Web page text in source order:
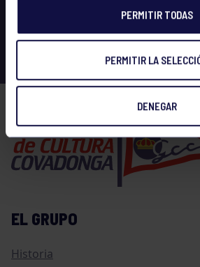
PERMITIR TODAS
PERMITIR LA
DENEGAR
EL GRUPO
Historia